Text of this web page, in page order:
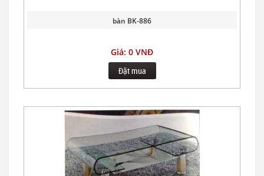
bàn BK-886
Giá: 0 VNĐ
Đặt mua